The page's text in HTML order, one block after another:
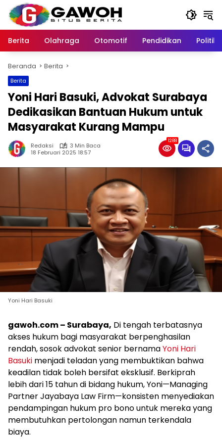
Langsung
konten
Berita
Olahraga Otomotif Pendidikan Politik
Beranda Berita
Berita
Yoni Hari Basuki, Advokat Surabaya
Dedikasikan Bantuan Hukum untuk
Masyarakat Kurang Mampu
Redaksi
3 Min Baca
18 Februari 2025 18:57
1288
Yoni Hari Basuki
gawoh.com – Surabaya, Di tengah terbatasnya
akses hukum bagi masyarakat berpenghasilan
rendah, sosok advokat senior bernamaYoni Hari
Basuki menjadi teladan yang membuktikan bahwa
keadilan tidak boleh bersifat eksklusif. Berkiprah
lebih dari 15 tahun di bidang hukum, Yoni—Managing
Partner Jayabaya Law Firm—konsisten menyediakan
pendampingan hukum pro bono untuk mereka yang
membutuhkan pertolongan namun terkendala
biaya.